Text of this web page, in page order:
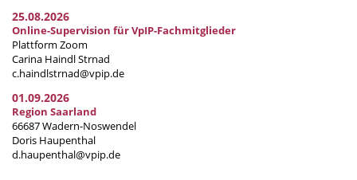
25.08.2026
Online-Supervision für VpIP-Fachmitglieder
Plattform Zoom
Carina Haindl Strnad
c.haindlstrnad@vpip.de
01.09.2026
Region Saarland
66687 Wadern-Noswendel
Doris Haupenthal
d.haupenthal@vpip.de